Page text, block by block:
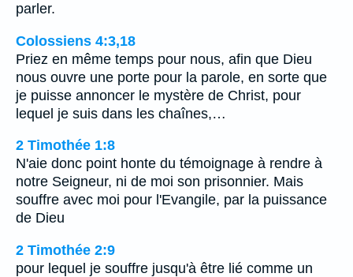
parler.
Colossiens 4:3,18
Priez en même temps pour nous, afin que Dieu
nous ouvre une porte pour la parole, en sorte que
je puisse annoncer le mystère de Christ, pour
lequel je suis dans les chaînes,…
2 Timothée 1:8
N'aie donc point honte du témoignage à rendre à
notre Seigneur, ni de moi son prisonnier. Mais
souffre avec moi pour l'Evangile, par la puissance
de Dieu
2 Timothée 2:9
pour lequel je souffre jusqu'à être lié comme un